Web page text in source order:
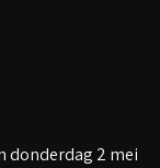
donderdag 2 mei